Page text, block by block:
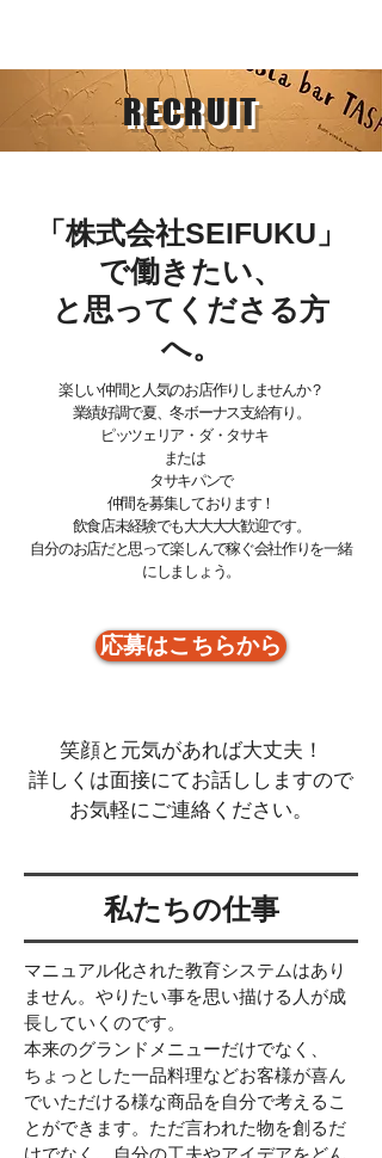
RECRUIT
「株式会社SEIFUKU 」
で働きたい、
と思ってくださる方
へ。
楽しい仲間と人気のお店作りしませんか？
業績好調で夏、冬ボーナス支給有り。
ピッツェリア・ダ・タサキ
または
タサキパンで
仲間を募集しております！
飲食店未経験でも大大大大歓迎です。
自分のお店だと思って楽しんで稼ぐ会社作りを一緒
にしましょう。
応募はこちらから
笑顔と元気があれば大丈夫！
詳しくは面接にてお話ししますので
お気軽にご連絡ください。
私たちの仕事
マニュアル化された教育システムはあり
ません。 やりたい事を思い描ける人が成
長していくのです。
本来のグランドメニューだけでなく、
ちょっとした一品料理などお客様が喜ん
でいただける様な商品を自分で考えるこ
とができます。 ただ言われた物を創るだ
けでなく、自分の工夫やアイデアをどん